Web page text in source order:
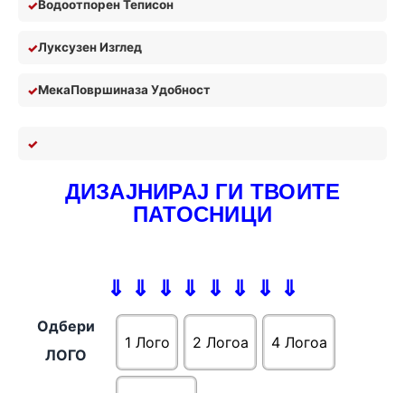
Водоотпорен Теписон
Луксузен Изглед
МекаПовршиназа Удобност
ДИЗАЈНИРАЈ ГИ ТВОИТЕ
ПАТОСНИЦИ
⇓ ⇓ ⇓ ⇓ ⇓ ⇓ ⇓ ⇓
Одбери
ЛОГО
1 Лого 2 Логоa 4 Логоa